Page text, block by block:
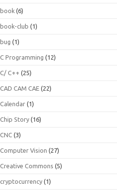
book (6)
book-club (1)
bug (1)
C Programming (12)
C/ C++ (25)
CAD CAM CAE (22)
Calendar (1)
Chip Story (16)
CNC (3)
Computer Vision (27)
Creative Commons (5)
cryptocurrency (1)